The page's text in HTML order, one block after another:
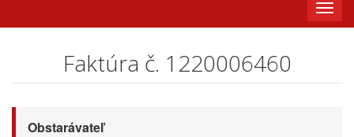
Toggle
Faktúra č. 1220006460
Obstarávateľ